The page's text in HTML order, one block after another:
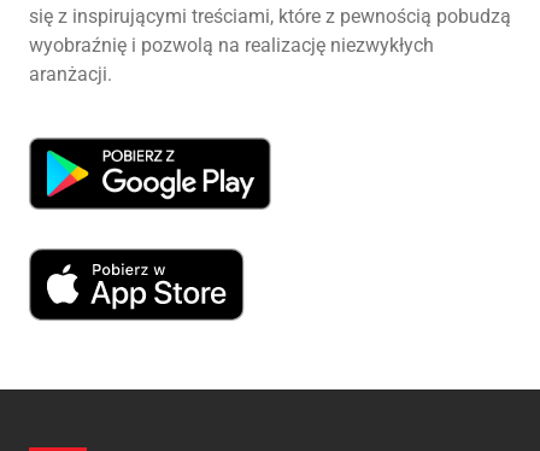
się z inspirującymi treściami, które z pewnością pobudzą
wyobraźnię i pozwolą na realizację niezwykłych
aranżacji.